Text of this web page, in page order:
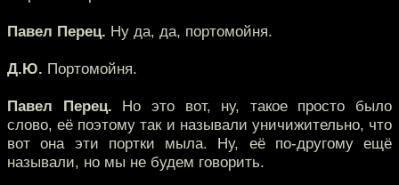
Павел Перец. Ну да, да, портомойня.
Д.Ю. Портомойня.
Павел Перец. Но это вот, ну, такое просто было
слово, её поэтому так и называли уничижительно, что
вот она эти портки мыла. Ну, её по-другому ещё
называли, но мы не будем говорить.